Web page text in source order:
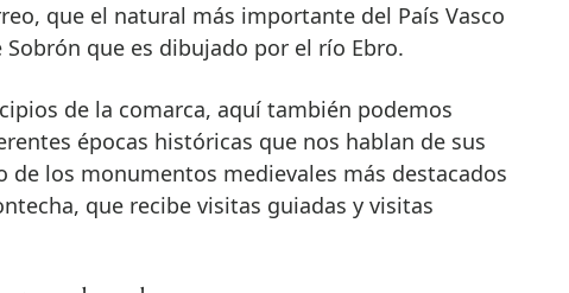
que el natural más importante del País Vasco
que es dibujado por el río Ebro.
de la comarca, aquí también podemos
épocas históricas que nos hablan de sus
de los monumentos medievales más destacados
que recibe visitas guiadas y visitas